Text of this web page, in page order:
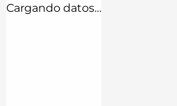
Cargando datos…